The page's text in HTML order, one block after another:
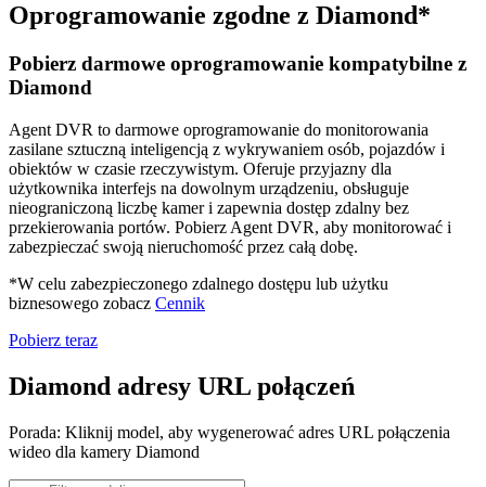
Oprogramowanie zgodne z Diamond*
Pobierz darmowe oprogramowanie kompatybilne z
Diamond
Agent DVR to darmowe oprogramowanie do monitorowania
zasilane sztuczną inteligencją z wykrywaniem osób, pojazdów i
obiektów w czasie rzeczywistym. Oferuje przyjazny dla
użytkownika interfejs na dowolnym urządzeniu, obsługuje
nieograniczoną liczbę kamer i zapewnia dostęp zdalny bez
przekierowania portów. Pobierz Agent DVR, aby monitorować i
zabezpieczać swoją nieruchomość przez całą dobę.
*W celu zabezpieczonego zdalnego dostępu lub użytku
biznesowego zobacz Cennik
Pobierz teraz
Diamond adresy URL połączeń
Porada: Kliknij model, aby wygenerować adres URL połączenia
wideo dla kamery Diamond